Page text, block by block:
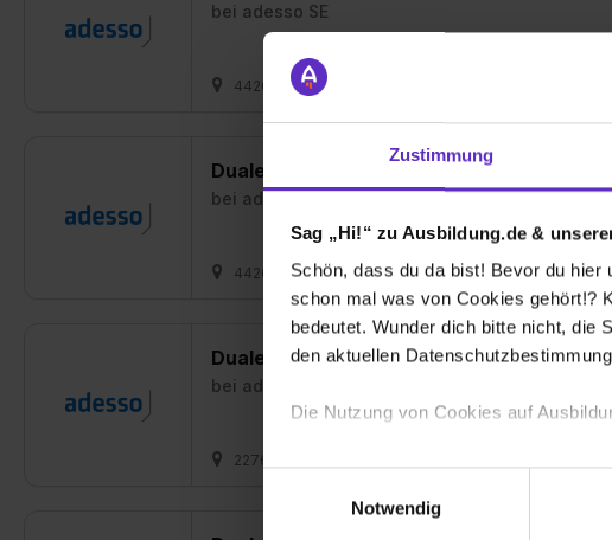
Zustimmung
Sag „Hi!“ zu Ausbildung.de &
Schön, dass du da bist! Bevor du
schon mal was von Cookies gehört!?
bedeutet. Wunder dich bitte nicht, die
den aktuellen
Die Nutzung von Cookies auf
Wir verwenden Cookies zur
Webseite getroffenen Einstellungen
(„Statistiken“), um Informationen zu
Notwendig
bei adesso SE
44269 Dortmund
Duales Studium Bachelor Sc. Informatik
bei adesso SE
44269 Dortmund + 1 weitere 01.09.2026 2
Duales Studium Bachelor of Science
bei adesso SE
22767 Hamburg